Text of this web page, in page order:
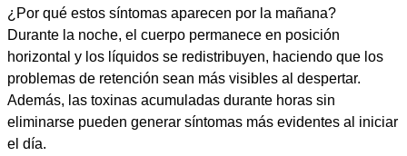
¿Por qué estos síntomas aparecen por la mañana?
Durante la noche, el cuerpo permanece en posición
horizontal y los líquidos se redistribuyen, haciendo que los
problemas de retención sean más visibles al despertar.
Además, las toxinas acumuladas durante horas sin
eliminarse pueden generar síntomas más evidentes al iniciar
el día.